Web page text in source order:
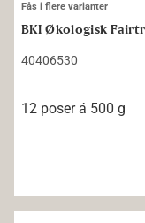
Fås i flere varianter
BKI Økologisk
40406530
12 poser á 500 g